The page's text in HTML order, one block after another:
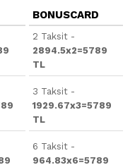
BONUSCARD
2 Taksit -
2894.5x2=5789
TL
3 Taksit -
1929.67x3=5789
TL
6 Taksit -
964.83x6=5789